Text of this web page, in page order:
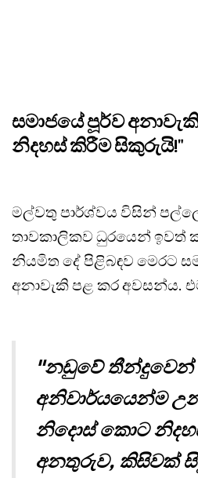
සමාජයේ පූර්ව
නිදහස් කිරීම සිකුරුයි!"
මල්වතු පාර්ශ්වය විසින්
තාවකාලිකව ධුරයෙන් ඉවත්
නියමිත දේ පිළිබඳව මෙරට
අනාවැකි පළ කර අවසන්ය.
"නඩුවේ තීන්දුවෙන්
අනිවාර්යයෙන්ම
නිදොස් කොට
අනතුරුව, කිසිවක්